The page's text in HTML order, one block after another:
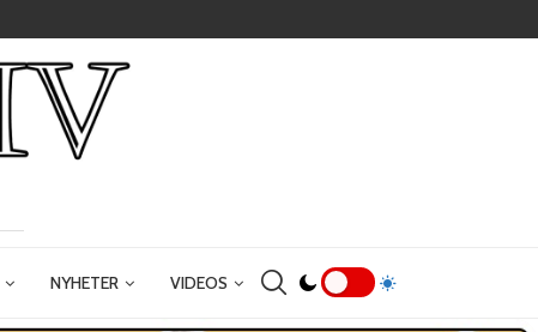
NYHETER VIDEOS